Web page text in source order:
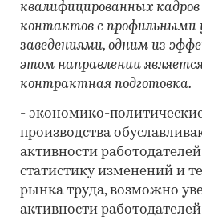
квалифицированных
контактов с профильными
заведениями, одним из
этом направлении
контрактная подготовка.
- экономико-
производства
активности
статистику изменений и
рынка труда, возможно
активности